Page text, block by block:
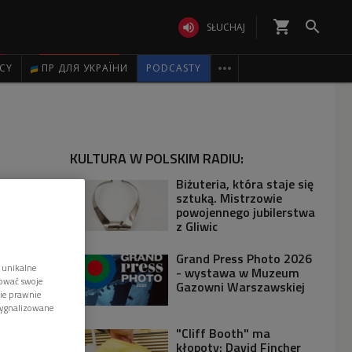
 SŁUCHAJ shopping_cart 
ПР ДЛЯ УКРАЇНИ PODCASTY 
KULTURA W POLSKIM RADIU:
Biżuteria, która staje się
sztuką. Mistrzowie
powojennego jubilerstwa
z Gliwic
Grand Press Photo 2026
- wystawa w Muzeum
Gazowni Warszawskiej
"Cliff Booth" ma
kłopoty: David Fincher
swoje
prawnie